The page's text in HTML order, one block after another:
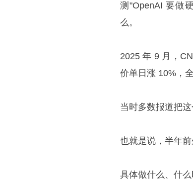
测"OpenAI 要做
么。
2025 年 9 月，
价单日涨 10%，
当时多数报道把
也就是说，半年
具体做什么、什